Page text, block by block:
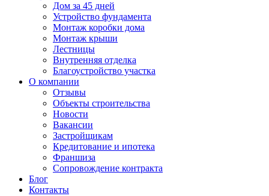
Дом за 45 дней
Устройство фундамента
Монтаж коробки дома
Монтаж крыши
Лестницы
Внутренняя отделка
Благоустройство участка
О компании
Отзывы
Объекты строительства
Новости
Вакансии
Застройщикам
Кредитование и ипотека
Франшиза
Сопровождение контракта
Блог
Контакты